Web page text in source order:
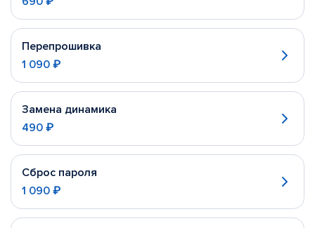
Перепрошивка
1 090 ₽
Замена динамика
490 ₽
Сброс пароля
1 090 ₽